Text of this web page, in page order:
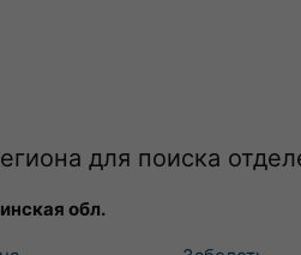
для поиска
обл.